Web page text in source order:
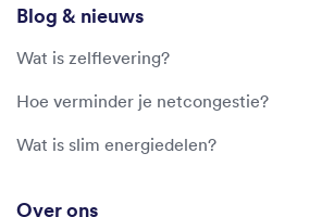
Blog & nieuws
Wat is zelflevering?
Hoe verminder je netcongestie?
Wat is slim energiedelen?
Over ons